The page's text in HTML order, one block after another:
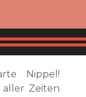
Nippel!
aller Zeiten